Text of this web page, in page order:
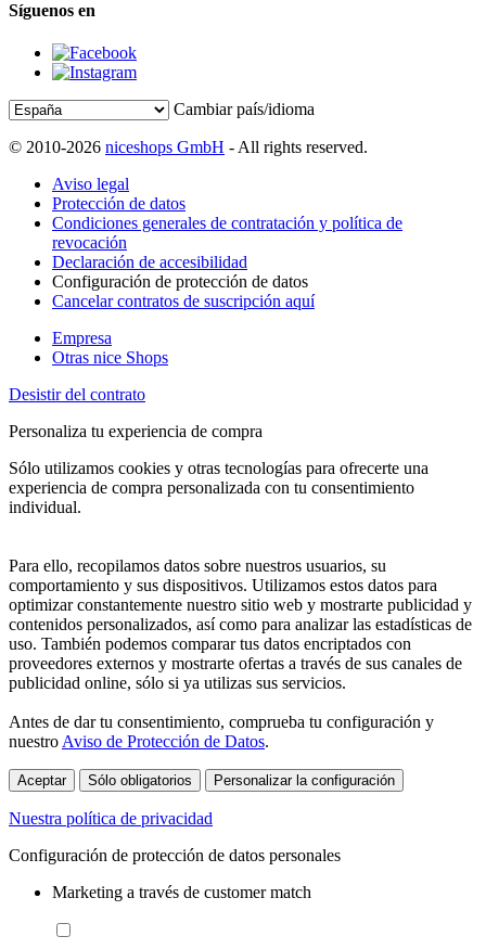
Síguenos en
Cambiar país/idioma
© 2010-2026 niceshops GmbH - All rights reserved.
Aviso legal
Protección de datos
Condiciones generales de contratación y política de
revocación
Declaración de accesibilidad
Configuración de protección de datos
Cancelar contratos de suscripción aquí
Empresa
Otras nice Shops
Desistir del contrato
Personaliza tu experiencia de compra
Sólo utilizamos cookies y otras tecnologías para ofrecerte una
experiencia de compra personalizada con tu consentimiento
individual.
Para ello, recopilamos datos sobre nuestros usuarios, su
comportamiento y sus dispositivos. Utilizamos estos datos para
optimizar constantemente nuestro sitio web y mostrarte publicidad y
contenidos personalizados, así como para analizar las estadísticas de
uso. También podemos comparar tus datos encriptados con
proveedores externos y mostrarte ofertas a través de sus canales de
publicidad online, sólo si ya utilizas sus servicios.
Antes de dar tu consentimiento, comprueba tu configuración y
nuestro Aviso de Protección de Datos.
Aceptar Sólo obligatorios Personalizar la configuración
Nuestra política de privacidad
Configuración de protección de datos personales
Marketing a través de customer match